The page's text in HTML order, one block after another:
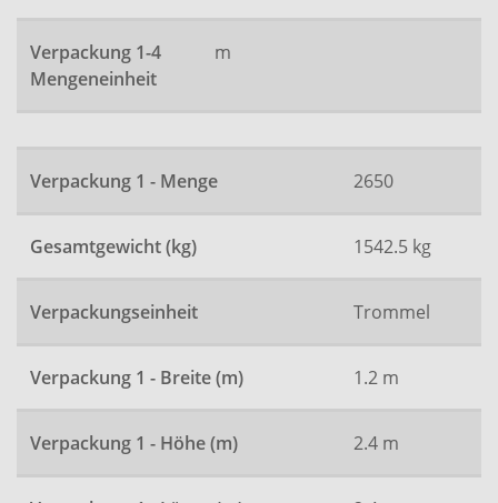
Verpackung 1-4
Mengeneinheit
m
Verpackung 1 - Menge 2650
Gesamtgewicht (kg) 1542.5 kg
Verpackungseinheit Trommel
Verpackung 1 - Breite (m) 1.2 m
Verpackung 1 - Höhe (m) 2.4 m